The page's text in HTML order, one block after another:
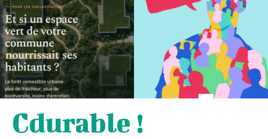
Cdurable !